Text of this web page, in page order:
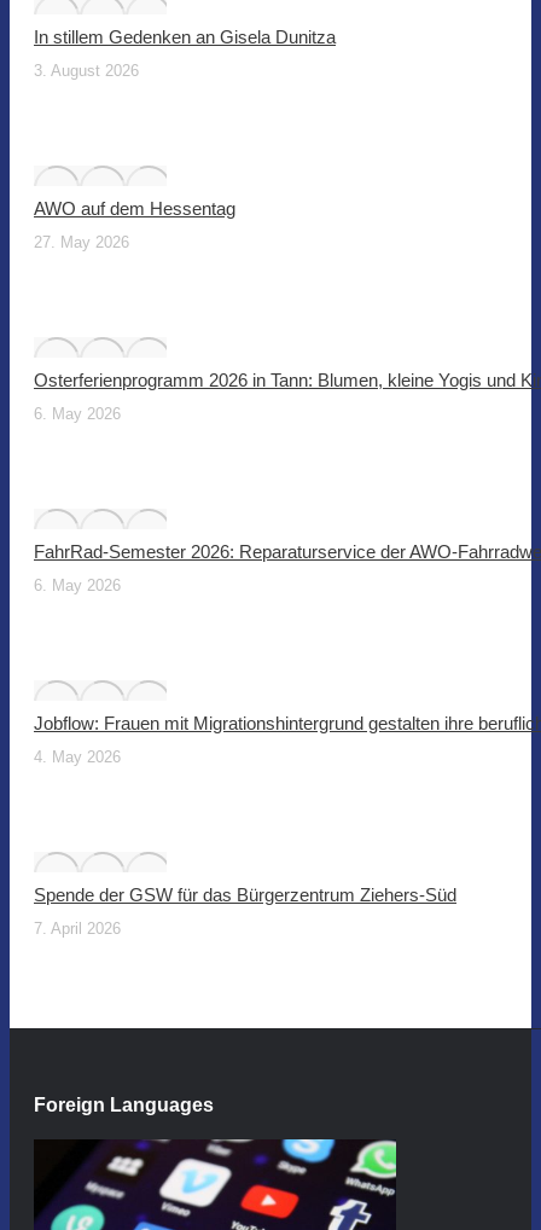
In stillem Gedenken an Gisela Dunitza
3. August 2026
AWO auf dem Hessentag
27. May 2026
Osterferienprogramm 2026 in Tann: Blumen, kleine Yogis und
6. May 2026
FahrRad-Semester 2026: Reparaturservice der AWO-
6. May 2026
Jobflow: Frauen mit Migrationshintergrund gestalten ihre
4. May 2026
Spende der GSW für das Bürgerzentrum Ziehers-Süd
7. April 2026
Foreign Languages